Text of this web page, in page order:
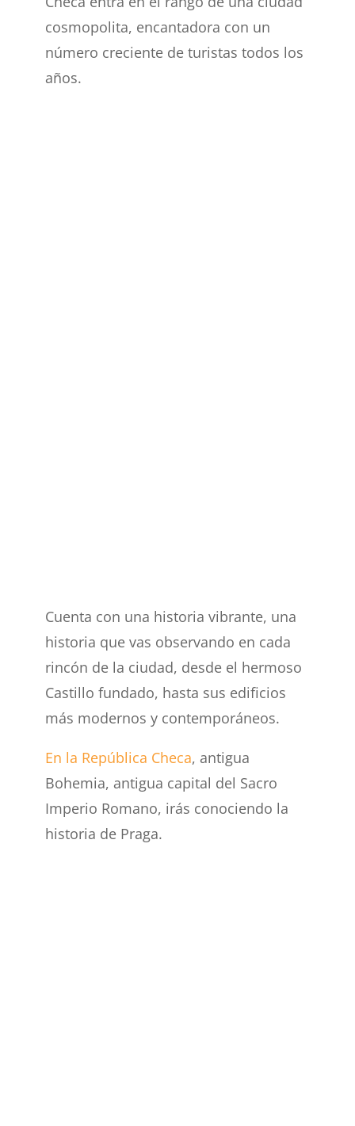
cosmopolita, encantadora con un
número creciente de turistas todos los
años.
Cuenta con una historia vibrante, una
historia que vas observando en cada
rincón de la ciudad, desde el hermoso
Castillo fundado, hasta sus edificios
más modernos y contemporáneos.
En la República Checa, antigua
Bohemia, antigua capital del Sacro
Imperio Romano, irás conociendo la
historia de Praga.